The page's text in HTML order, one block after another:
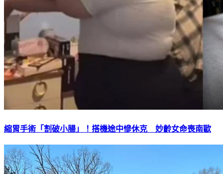
縮胃手術「割破小腸」！搭機途中慘休克 妙齡女命喪南歐